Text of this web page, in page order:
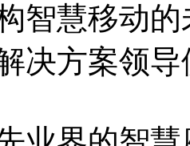
智慧移动
决方案领